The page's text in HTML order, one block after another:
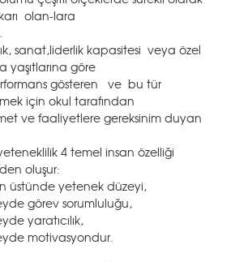
olan-lara
sanat,liderlik kapasitesi veya özel
göre
gösteren
ve bu tür
için okul tarafından
ve faaliyetlere gereksinim duyan
4 temel insan özelliği
oluşur:
üstünde yetenek düzeyi,
görev sorumluluğu,
yaratıcılık,
motivasyondur.